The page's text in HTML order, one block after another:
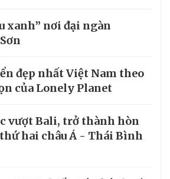
xanh” nơi đại ngàn
đẹp nhất Việt Nam theo
của Lonely Planet
vượt Bali, trở thành hòn
thứ hai châu Á - Thái Bình